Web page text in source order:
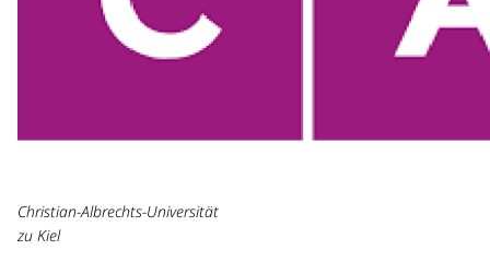
Christian-Albrechts-Universität
zu Kiel